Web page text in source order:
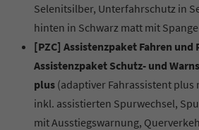
Selenitsilber, Unterfahrschutz in
hinten in Schwarz matt mit
[PZC] Assistenzpaket Fahren und
Assistenzpaket Schutz- und
plus (adaptiver Fahrassistent
inkl. assistierten Spurwechsel,
mit Ausstiegswarnung,